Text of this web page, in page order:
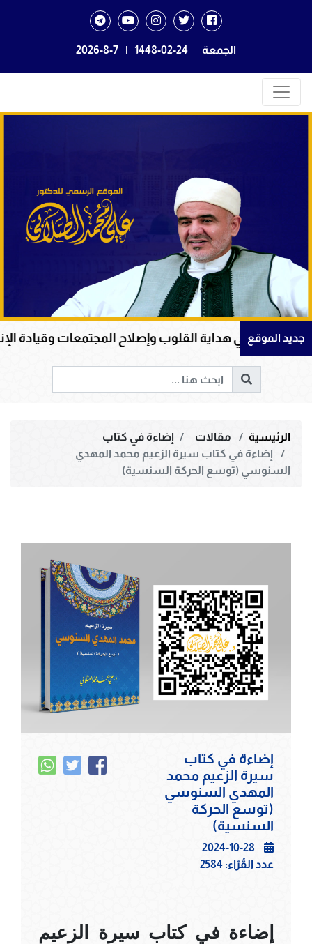
الجمعة 1448-02-24
|
2026-8-7
جديد الموقعوإصلاح المجتمعات وقيادة الإنسانية إلى الحق
الرئيسية مقالات
إضاءة في كتاب
إضاءة في كتاب سيرة الزعيم محمد المهدي
السنوسي (توسع الحركة السنسية)
إضاءة في كتاب
سيرة الزعيم محمد
المهدي السنوسي
(توسع الحركة
السنسية)
2024-10-28
عدد القُرّاء: 2584
إضاءة في كتاب سيرة الزعيم